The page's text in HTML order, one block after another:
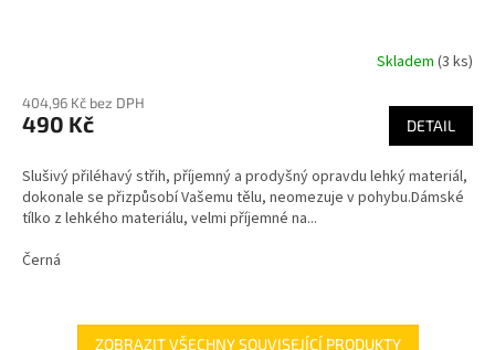
Skladem (3 ks)
404,96 Kč bez DPH
490 Kč DETAIL
Slušivý přiléhavý střih, příjemný a prodyšný opravdu lehký materiál,
dokonale se přizpůsobí Vašemu tělu, neomezuje v pohybu.Dámské
tílko z lehkého materiálu, velmi příjemné na...
Černá
ZOBRAZIT VŠECHNY SOUVISEJÍCÍ PRODUKTY